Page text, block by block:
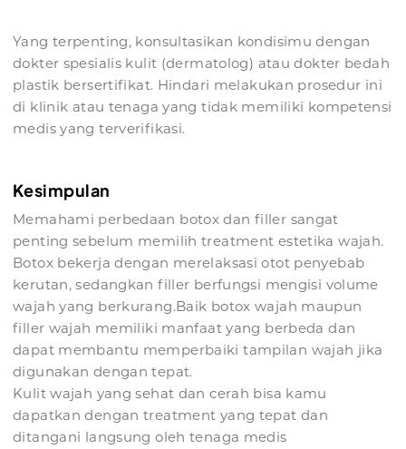
Yang terpenting, konsultasikan kondisimu dengan
dokter spesialis kulit (dermatolog) atau dokter bedah
plastik bersertifikat. Hindari melakukan prosedur ini
di klinik atau tenaga yang tidak memiliki kompetensi
medis yang terverifikasi.
Kesimpulan
Memahami perbedaan botox dan filler sangat
penting sebelum memilih treatment estetika wajah.
Botox bekerja dengan merelaksasi otot penyebab
kerutan, sedangkan filler berfungsi mengisi volume
wajah yang berkurang.Baik botox wajah maupun
filler wajah memiliki manfaat yang berbeda dan
dapat membantu memperbaiki tampilan wajah jika
digunakan dengan tepat.
Kulit wajah yang sehat dan cerah bisa kamu
dapatkan dengan treatment yang tepat dan
ditangani langsung oleh tenaga medis